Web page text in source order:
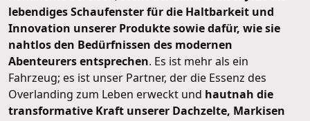
lebendiges Schaufenster für die Haltbarkeit und
Innovation unserer Produkte sowie dafür, wie sie
nahtlos den Bedürfnissen des modernen
Abenteurers entsprechen. Es ist mehr als ein
Fahrzeug; es ist unser Partner, der die Essenz des
Overlanding zum Leben erweckt und hautnah die
transformative Kraft unserer Dachzelte, Markisen